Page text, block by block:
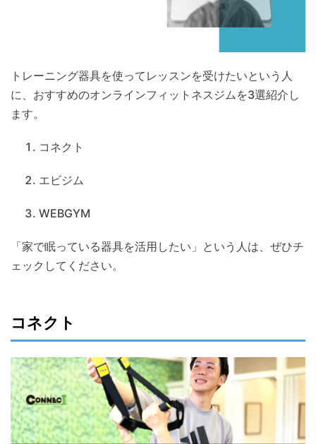
トレーニング器具を使ってレッスンを受けたいという人
に、おすすめのオンラインフィットネスジムを3選紹介し
ます。
コネクト
エビジム
WEBGYM
「家で眠っている器具を活用したい」という人は、ぜひチ
ェックしてください。
コネクト